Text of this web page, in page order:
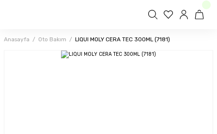
Anasayfa Oto Bakım LIQUI MOLY CERA TEC 300ML (7181)